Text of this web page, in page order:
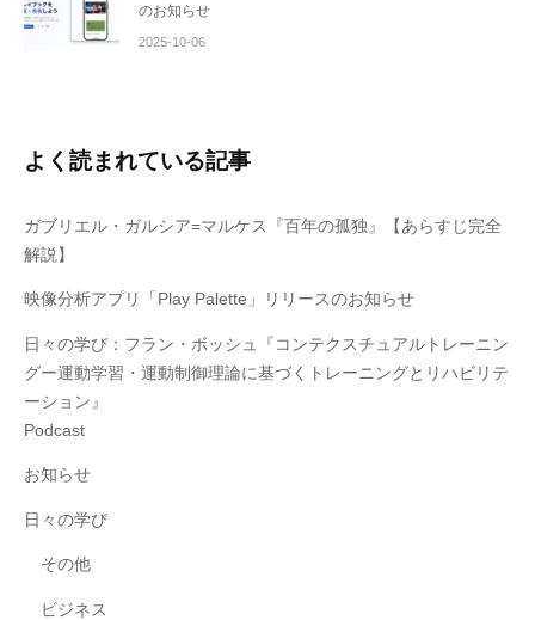
のお知らせ
2025-10-06
よく読まれている記事
ガブリエル・ガルシア=マルケス『百年の孤独』【あらすじ完全
解説】
映像分析アプリ「Play Palette」リリースのお知らせ
日々の学び：フラン・ボッシュ『コンテクスチュアルトレーニン
グー運動学習・運動制御理論に基づくトレーニングとリハビリテ
ーション』
Podcast
お知らせ
日々の学び
その他
ビジネス